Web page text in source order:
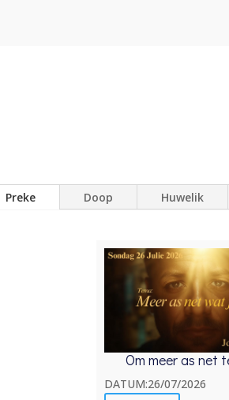
Preke Doop Huwelik
Om meer as net
DATUM:26/07/2026